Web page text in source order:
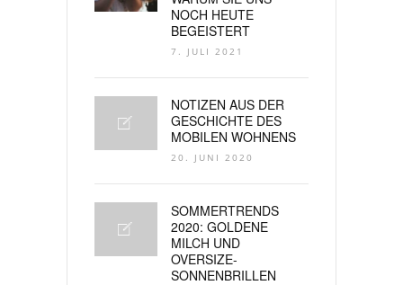
NOCH HEUTE
BEGEISTERT
7. JULI 2021
NOTIZEN AUS DER
GESCHICHTE DES
MOBILEN WOHNENS
20. JUNI 2020
SOMMERTRENDS
2020: GOLDENE
MILCH UND
OVERSIZE-
SONNENBRILLEN